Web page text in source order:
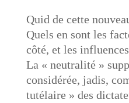
Quid de cette
Quels en sont les
côté, et les
La « neutralité »
considérée, jadis,
tutélaire » des